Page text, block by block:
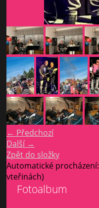
← Předchozí
Další →
Zpět do složky
Automatické procházení:
vteřinách)
Fotoalbum